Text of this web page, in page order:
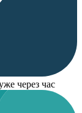
через час